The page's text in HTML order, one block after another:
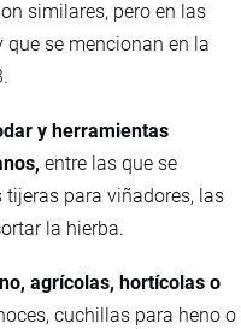
similares, pero en las
se mencionan en la
y herramientas
entre las que se
para viñadores, las
la hierba.
agrícolas, hortícolas o
cuchillas para heno o